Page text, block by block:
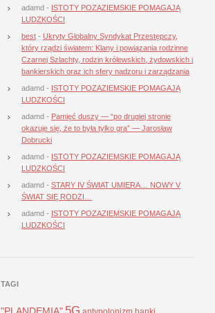
adamd - ISTOTY POZAZIEMSKIE POMAGAJĄ
LUDZKOŚCI
best - Ukryty Globalny Syndykat Przestępczy,
który rządzi światem: Klany i powiązania rodzinne
Czarnej Szlachty, rodzin królewskich, żydowskich i
bankierskich oraz ich sfery nadzoru i zarządzania
adamd - ISTOTY POZAZIEMSKIE POMAGAJĄ
LUDZKOŚCI
adamd - Pamięć duszy — “po drugiej stronie
okazuje się, że to była tylko gra” — Jarosław
Dobrucki
adamd - ISTOTY POZAZIEMSKIE POMAGAJĄ
LUDZKOŚCI
adamd - STARY IV ŚWIAT UMIERA… NOWY V
ŚWIAT SIĘ RODZI…
adamd - ISTOTY POZAZIEMSKIE POMAGAJĄ
LUDZKOŚCI
TAGI
5G